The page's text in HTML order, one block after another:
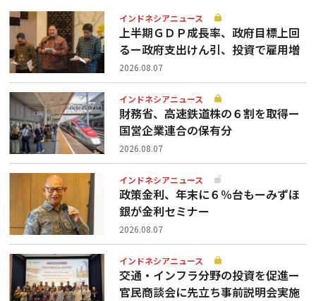
インドネシアニュース
上半期ＧＤＰ成長率、政府目標上回
るー政府支出けん引、投資で雇用増
2026.08.07
インドネシアニュース
財務省、高速鉄道株の６割を取得ー
国営企業連合の保有分
2026.08.07
インドネシアニュース
政策金利、年末に６％台もーみずほ
銀が金利セミナー
2026.08.07
インドネシアニュース
交通・インフラ分野の投資を促進ー
官民商談会に先立ち事前説明会実施